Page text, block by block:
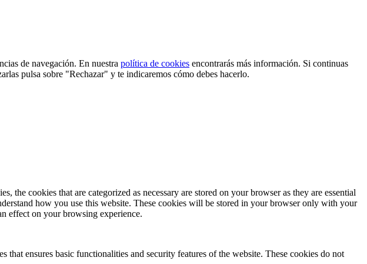
de navegación. En nuestra política de cookies encontrarás más información. Si continuas
pulsa sobre "Rechazar" y te indicaremos cómo debes hacerlo.
cookies that are categorized as necessary are stored on your browser as they are essential
how you use this website. These cookies will be stored in your browser only with your
effect on your browsing experience.
ensures basic functionalities and security features of the website. These cookies do not